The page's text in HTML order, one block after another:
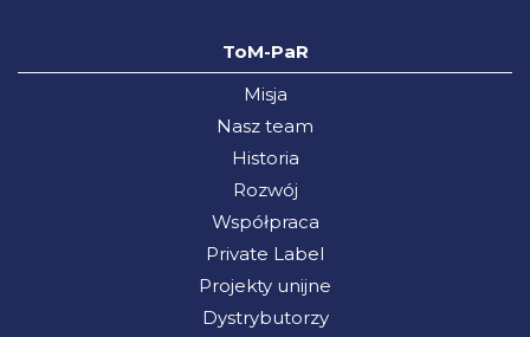
ToM-PaR
Misja
Nasz team
Historia
Rozwój
Współpraca
Private Label
Projekty unijne
Dystrybutorzy